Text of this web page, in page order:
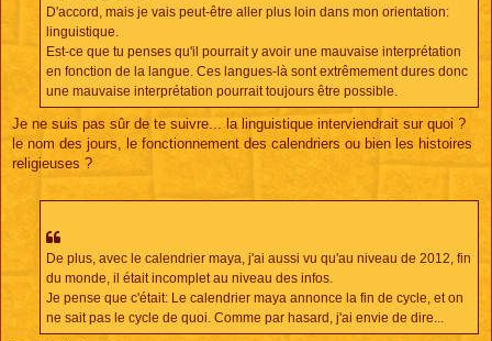
D'accord, mais je vais peut-être aller plus loin dans mon orientation:
linguistique.
Est-ce que tu penses qu'il pourrait y avoir une mauvaise interprétation
en fonction de la langue. Ces langues-là sont extrêmement dures donc
une mauvaise interprétation pourrait toujours être possible.
Je ne suis pas sûr de te suivre... la linguistique interviendrait sur quoi ?
le nom des jours, le fonctionnement des calendriers ou bien les histoires
religieuses ?
De plus, avec le calendrier maya, j'ai aussi vu qu'au niveau de 2012, fin
du monde, il était incomplet au niveau des infos.
Je pense que c'était: Le calendrier maya annonce la fin de cycle, et on
ne sait pas le cycle de quoi. Comme par hasard, j'ai envie de dire...